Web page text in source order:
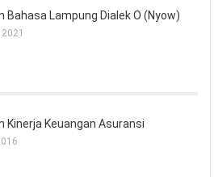
Bahasa Lampung Dialek O (Nyow)
Kinerja Keuangan Asuransi